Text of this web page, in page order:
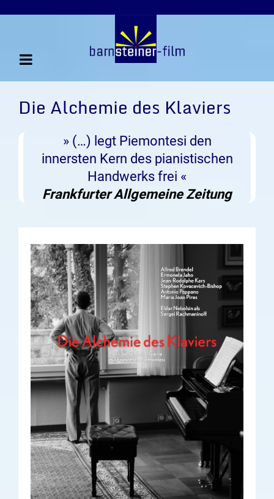
Die Alchemie des Klaviers
» (…) legt Piemontesi den
innersten Kern des pianistischen
Handwerks frei «
Frankfurter Allgemeine Zeitung